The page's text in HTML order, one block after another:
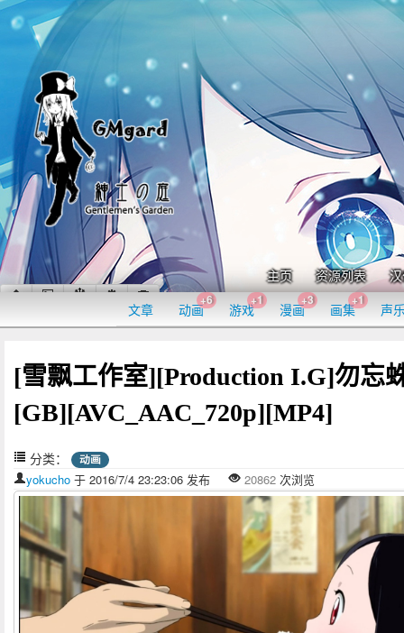
主页 资源列表
文章 动画
+6
游戏
+1
漫画
+3
画集
+1
声
[雪飘工作室][Production I.G]勿忘
[GB][AVC_AAC_720p][MP4]
分类： 动画
yokucho 于 2016/7/4 23:23:06 发布 20862 次浏览